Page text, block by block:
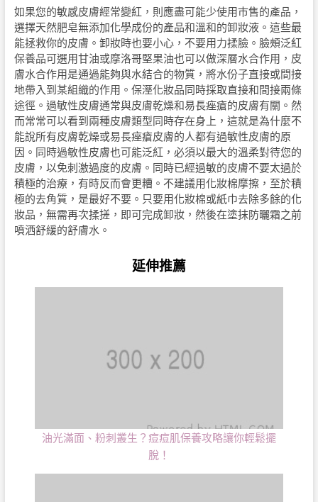
如果您的敏感皮膚經常變紅，則應盡可能少使用巿售的產品，
選擇天然肥皂無添加化學成份的產品和溫和的卸妝液。這些最
能拯救你的皮膚。卸妝時也要小心，不要用力揉臉。臉頰泛紅
保養品可選用甘油或摩洛哥堅果油也可以做深層水合作用，皮
膚水合作用是通過能夠與水結合的物質，將水份子直接或間接
地帶入到某組織的作用。保溼化妝品同時採取直接和間接兩條
途徑。過敏性皮膚通常與皮膚乾燥和易長痤瘡的皮膚有關。然
而常常可以看到兩種皮膚類型同時存在身上，這就是為什麼不
能說所有皮膚乾燥或易長痤瘡皮膚的人都有過敏性皮膚的原
因。同時過敏性皮膚也可能泛紅，必須以最大的溫柔對待您的
皮膚，以免刺激過度的皮膚。同時已經過敏的皮膚不要太過於
積極的治療，有時反而會更糟。不建議用化妝棉摩擦，至於積
極的去角質，是最好不要。只要用化妝棉或紙巾去除多餘的化
妝品，無需再次揉搓，即可完成卸妝，然後在塗抹防曬霜之前
噴洒舒緩的舒膚水。
延伸推薦
油光滿面、粉刺叢生？痘痘肌保養攻略讓你輕鬆擺
脫！